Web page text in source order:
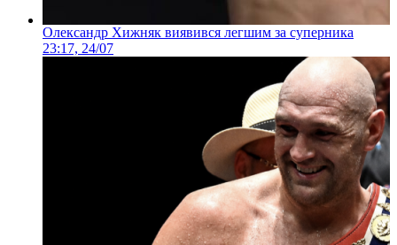
Олександр Хижняк виявився легшим за суперника
23:17, 24/07